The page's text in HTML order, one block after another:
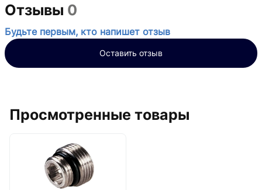
Отзывы 0
Будьте первым, кто напишет отзыв
Оставить отзыв
Просмотренные товары